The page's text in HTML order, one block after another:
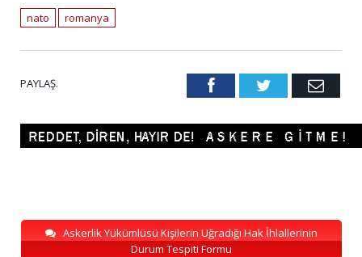
nato romanya
PAYLAŞ. FacebookTwitter Email
Askerlik Yükümlüsü Kişilerin Uğradığı Hak İhlallerinin
Durum Tespiti Formu